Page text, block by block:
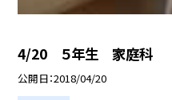
4/20 ５年生 家庭科
公開日 2018/04/20